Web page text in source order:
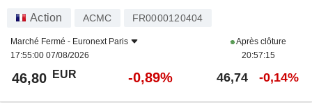
Action ACMC FR0000120404
Marché Fermé - Euronext Paris
17:55:00 07/08/2026
Après clôture
20:57:15
46,80 EUR -0,89% 46,74 -0,14%